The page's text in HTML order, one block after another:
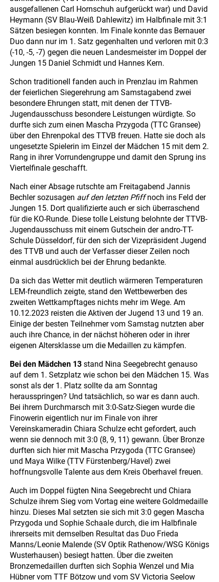
ausgefallenen Carl Hornschuh aufgerückt war) und David
Heymann (SV Blau-Weiß Dahlewitz) im Halbfinale mit 3:1
Sätzen besiegen konnten. Im Finale konnte das Bernauer
Duo dann nur im 1. Satz gegenhalten und verloren mit 0:3
(-10, -5, -7) gegen die neuen Landesmeister im Doppel der
Jungen 15 Daniel Schmidt und Hannes Kern.
Schon traditionell fanden auch in Prenzlau im Rahmen
der feierlichen Siegerehrung am Samstagabend zwei
besondere Ehrungen statt, mit denen der TTVB-
Jugendausschuss besondere Leistungen würdigte. So
durfte sich zum einen Mascha Przygoda (TTC Gransee)
über den Ehrenpokal des TTVB freuen. Hatte sie doch als
ungesetzte Spielerin im Einzel der Mädchen 15 mit dem 2.
Rang in ihrer Vorrundengruppe und damit den Sprung ins
Viertelfinale geschafft.
Nach einer Absage rutschte am Freitagabend Jannis
Bechler sozusagen auf den letzten Pfiffnoch ins Feld der
Jungen 15. Dort qualifizierte auch er sich überraschend
für die KO-Runde. Diese tolle Leistung belohnte der TTVB-
Jugendausschuss mit einem Gutschein der andro-TT-
Schule Düsseldorf, für den sich der Vizepräsident Jugend
des TTVB und auch der Verfasser dieser Zeilen noch
einmal ausdrücklich bei der Ehrung bedankte.
Da sich das Wetter mit deutlich wärmeren Temperaturen
LEM-freundlich zeigte, stand den Wettbewerben des
zweiten Wettkampftages nichts mehr im Wege. Am
10.12.2023 reisten die Aktiven der Jugend 13 und 19 an.
Einige der besten Teilnehmer vom Samstag nutzten aber
auch ihre Chance, in der nächst höheren oder in ihrer
eigenen Altersklasse um die Medaillen zu kämpfen.
Bei den Mädchen 13 stand Nina Seegebrecht genauso
auf dem 1. Setzplatz wie schon bei den Mädchen 15. Was
sonst als der 1. Platz sollte da am Sonntag
herausspringen? Und tatsächlich, so war es dann auch.
Bei ihrem Durchmarsch mit 3:0-Satz-Siegen wurde die
Finowerin eigentlich nur im Finale von ihrer
Vereinskameradin Chiara Schulze echt gefordert, auch
wenn sie dennoch mit 3:0 (8, 9, 11) gewann. Über Bronze
durften sich hier mit Mascha Przygoda (TTC Gransee)
und Maya Wilke (TTV Fürstenberg/Havel) zwei
hoffnungsvolle Talente aus dem Kreis Oberhavel freuen.
Auch im Doppel fügten Nina Seegebrecht und Chiara
Schulze ihrem Sieg vom Vortag eine weitere Goldmedaille
hinzu. Dieses Mal setzten sie sich mit 3:0 gegen Mascha
Przygoda und Sophie Schaale durch, die im Halbfinale
ihrerseits mit demselben Resultat das Duo Frieda
Manns/Leonie Malende (SV Optik Rathenow/WSG Königs
Wusterhausen) besiegt hatten. Über die zweiten
Bronzemedaillen durften sich Sophia Wenzel und Mia
Hübner vom TTF Bötzow und vom SV Victoria Seelow